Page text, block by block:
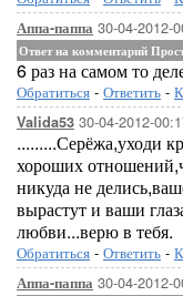
Аппа-паппа 30-04-2012-
Ответ на комментарий
6 раз на самом то
Обратиться - Ответить -
Valida53 30-04-2012-
.........Серёжа,уходи
хороших
никуда не
вырастут и ваши
любви...верю в тебя.
Обратиться - Ответить -
Аппа-паппа 30-04-2012-